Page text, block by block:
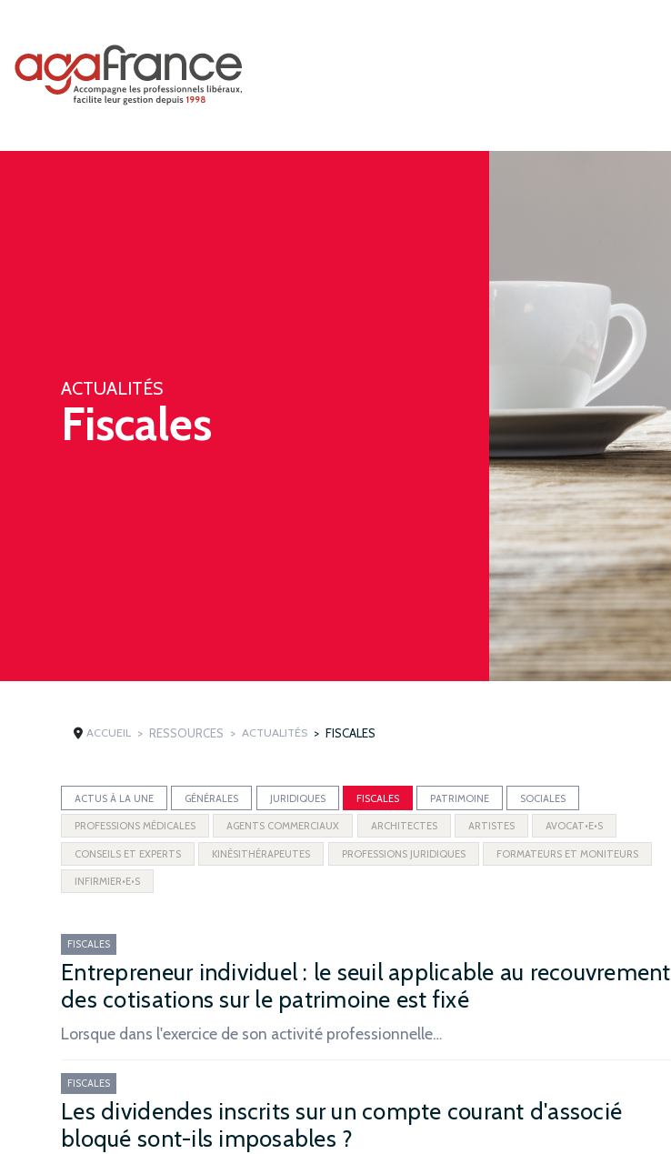
ACTUALITÉS
Fiscales
ACCUEIL RESSOURCES ACTUALITÉS FISCALES
ACTUS À LA UNE GÉNÉRALES JURIDIQUES FISCALES PATRIMOINE SOCIALES
PROFESSIONS MÉDICALES AGENTS COMMERCIAUX ARCHITECTES ARTISTES AVOCAT•E•S
CONSEILS ET EXPERTS KINÉSITHÉRAPEUTES PROFESSIONS JURIDIQUES FORMATEURS ET MONITEURS
INFIRMIER•E•S
FISCALES
Entrepreneur individuel : le seuil applicable au recouvrement
des cotisations sur le patrimoine est fixé
Lorsque dans l'exercice de son activité professionnelle…
FISCALES
Les dividendes inscrits sur un compte courant d'associé
bloqué sont-ils imposables ?